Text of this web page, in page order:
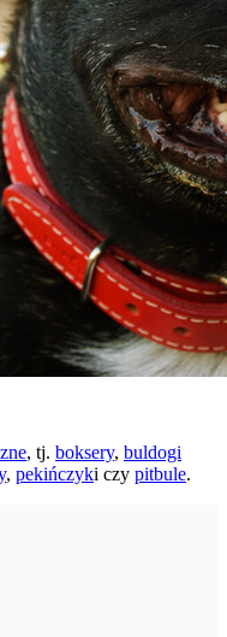
, tj. boksery, buldogi
, pekińczyki czy pitbule.